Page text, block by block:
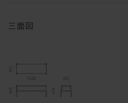
三面図